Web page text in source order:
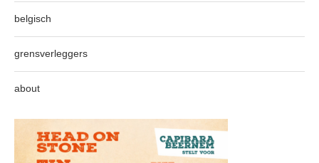
belgisch
grensverleggers
about